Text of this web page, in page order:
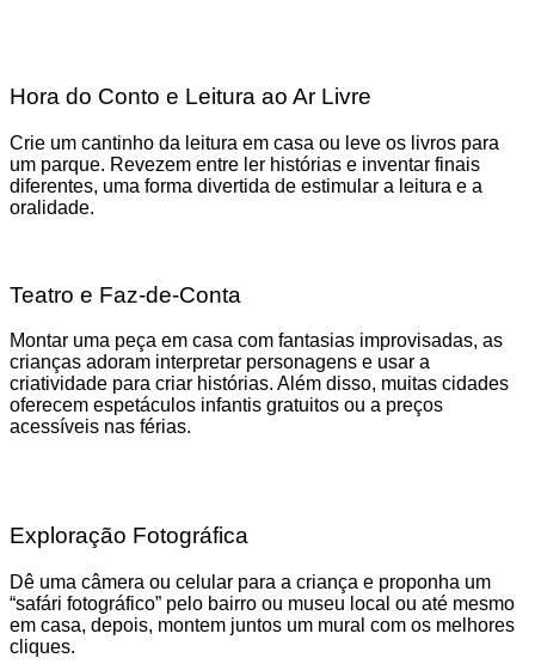
Hora do Conto e Leitura ao Ar Livre
Crie um cantinho da leitura em casa ou leve os livros para
um parque. Revezem entre ler histórias e inventar finais
diferentes, uma forma divertida de estimular a leitura e a
oralidade.
Teatro e Faz-de-Conta
Montar uma peça em casa com fantasias improvisadas, as
crianças adoram interpretar personagens e usar a
criatividade para criar histórias. Além disso, muitas cidades
oferecem espetáculos infantis gratuitos ou a preços
acessíveis nas férias.
Exploração Fotográfica
Dê uma câmera ou celular para a criança e proponha um
“safári fotográfico” pelo bairro ou museu local ou até mesmo
em casa, depois, montem juntos um mural com os melhores
cliques.